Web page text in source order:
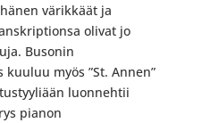
värikkäät ja
olivat jo
Busonin
myös ”St. Annen”
luonnehtii
pianon